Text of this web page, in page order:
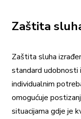
Zaštita
Zaštita sluha
standard udobnosti
individualnim
omogućuje
situacijama gdje je